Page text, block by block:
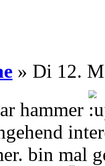
» Di 12.
hammer
bin mal